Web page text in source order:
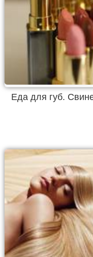
Еда для губ.